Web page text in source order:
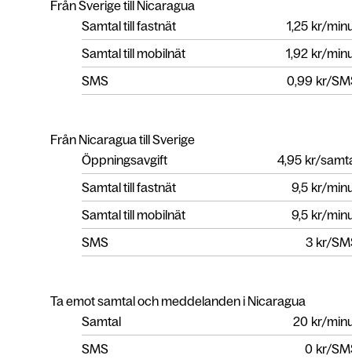
Från Sverige till Nicaragua
Samtal till fastnät
1,25 kr/
Samtal till mobilnät
1,92 kr/
SMS
0,99 kr/
Från Nicaragua till Sverige
Öppningsavgift
4,95 kr/
Samtal till fastnät
9,5 kr/
Samtal till mobilnät
9,5 kr/
SMS
3 kr/
Ta emot samtal och meddelanden i Nicaragua
Samtal
20 kr/
SMS
0 kr/